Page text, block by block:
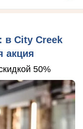
в City Creek
акция
50%